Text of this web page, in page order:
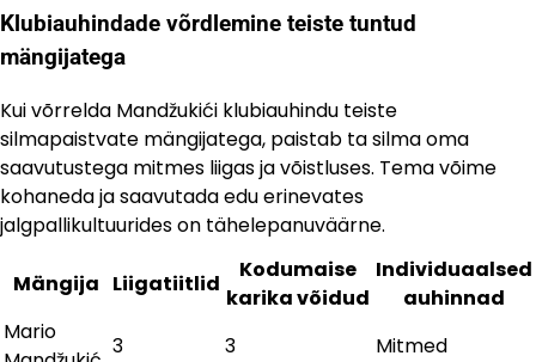
Klubiauhindade võrdlemine teiste tuntud
mängijatega
Kui võrrelda Mandžukići klubiauhindu teiste
silmapaistvate mängijatega, paistab ta silma oma
saavutustega mitmes liigas ja võistluses. Tema võime
kohaneda ja saavutada edu erinevates
jalgpallikultuurides on tähelepanuväärne.
Mängija Liigatiitlid
Kodumaise
karika võidud
Individuaalsed
auhinnad
Mario
3 3
Mitmed